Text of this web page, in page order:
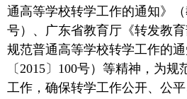
通高等学校转学工作的通知》
号）、广东省教育厅《转发教
规范普通高等学校转学工作的
〔2015〕100号）等精神，为
工作，确保转学工作公开、公